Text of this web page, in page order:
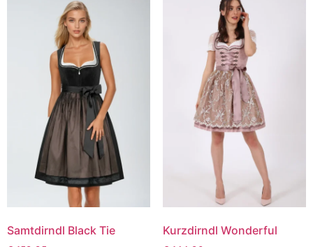
Samtdirndl Black Tie Kurzdirndl Wonderful